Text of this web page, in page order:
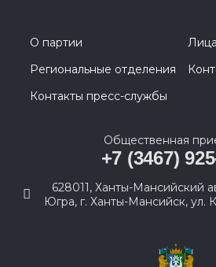
О партии
Региональные отделения
Контакты пресс-службы
Общественная
+7 (3467)
628011, Ханты-Мансийский
Югра, г. Ханты-Мансийск, ул.